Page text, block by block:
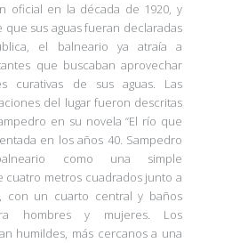
oficial en la década de 1920, y
que sus aguas fueran declaradas
el balneario ya atraía a
que buscaban aprovechar
curativas de sus aguas. Las
del lugar fueron descritas
en su novela “El río que
en los años 40. Sampedro
como una simple
cuatro metros cuadrados junto a
con un cuarto central y baños
hombres y mujeres. Los
humildes, más cercanos a una